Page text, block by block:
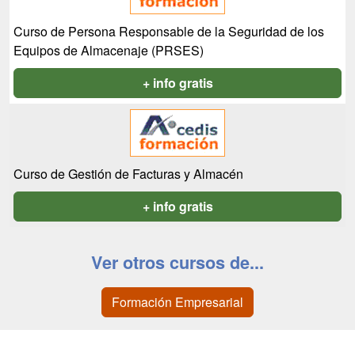
Curso de Persona Responsable de la Seguridad de los
Equipos de Almacenaje (PRSES)
+ info gratis
Curso de Gestión de Facturas y Almacén
+ info gratis
Ver otros cursos de...
Formación Empresarial